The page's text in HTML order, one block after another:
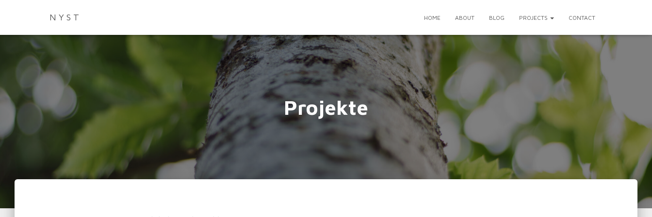
N Y S T HOME ABOUT BLOG PROJECTS CONTACT
Projekte